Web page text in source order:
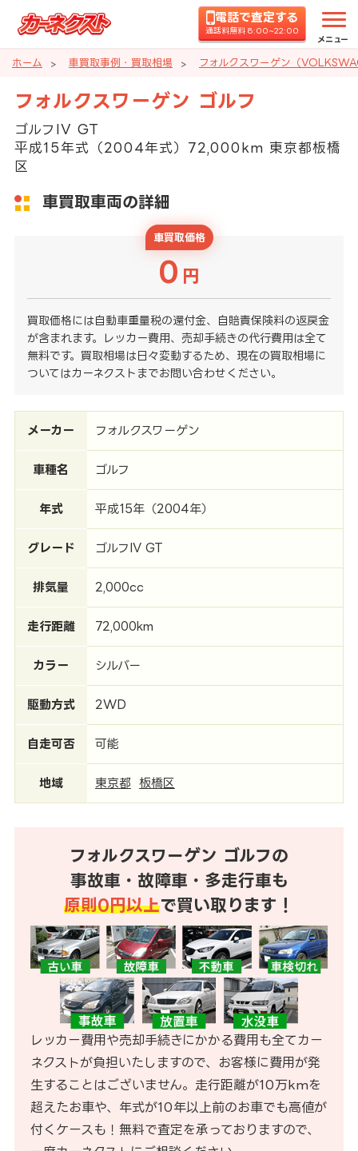
電話で査定する
通話料無料 8:00~22:00
メニュー
ホーム 車買取事例・買取相場 フォルクスワーゲン（
フォルクスワーゲン ゴルフ
ゴルフIV GT
平成15年式（2004年式）72,000km 東京都板橋
区
車買取車両の詳細
車買取価格
0 円
買取価格には自動車重量税の還付金、自賠責保険料の返戻金
が含まれます。レッカー費用、売却手続きの代行費用は全て
無料です。買取相場は日々変動するため、現在の買取相場に
ついてはカーネクストまでお問い合わせください。
メーカー フォルクスワーゲン
車種名 ゴルフ
年式 平成15年（2004年）
グレード ゴルフIV GT
排気量 2,000cc
走行距離 72,000km
カラー シルバー
駆動方式 2WD
自走可否 可能
地域 東京都 板橋区
フォルクスワーゲン ゴルフの
事故車・故障車・多走行車も
原則0円以上で買い取ります！
レッカー費用や売却手続きにかかる費用も全てカー
ネクストが負担いたしますので、お客様に費用が発
生することはございません。走行距離が10万kmを
超えたお車や、年式が10年以上前のお車でも高値が
付くケースも！無料で査定を承っておりますので、